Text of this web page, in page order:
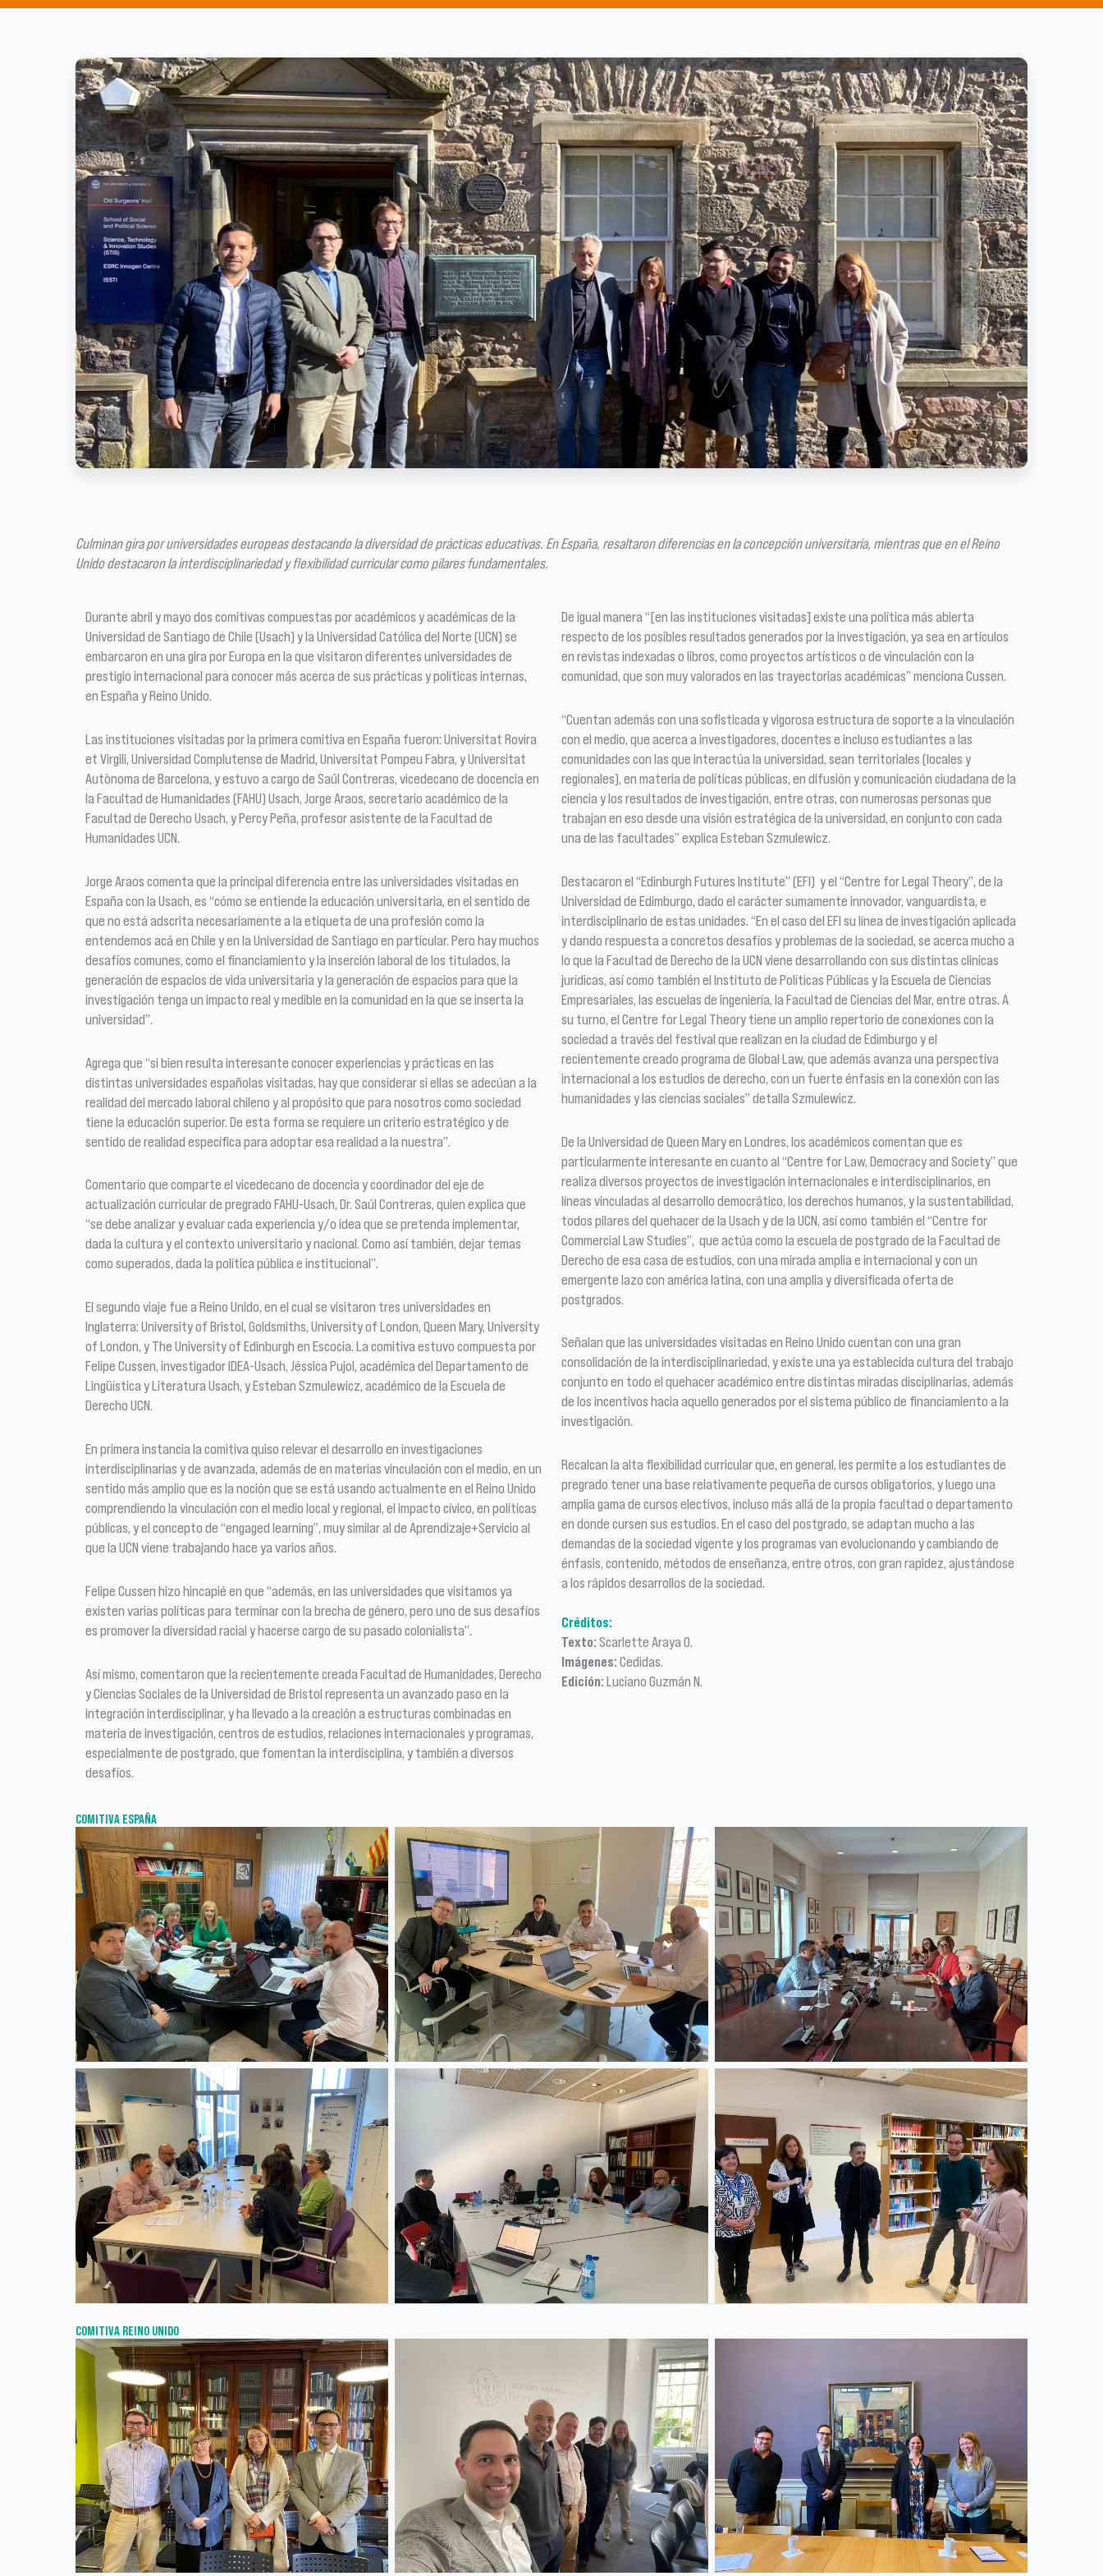
Culminan gira por universidades europeas destacando la diversidad de prácticas educativas. En España, resaltaron diferencias en la concepción universitaria, mientras que en el Reino
Unido destacaron la interdisciplinariedad y flexibilidad curricular como pilares fundamentales.
Durante abril y mayo dos comitivas compuestas por académicos y académicas de la
Universidad de Santiago de Chile (Usach) y la Universidad Católica del Norte (UCN) se
embarcaron en una gira por Europa en la que visitaron diferentes universidades de
prestigio internacional para conocer más acerca de sus prácticas y políticas internas,
en España y Reino Unido.
Las instituciones visitadas por la primera comitiva en España fueron: Universitat Rovira
et Virgili, Universidad Complutense de Madrid, Universitat Pompeu Fabra, y Universitat
Autònoma de Barcelona, y estuvo a cargo de Saúl Contreras, vicedecano de docencia en
la Facultad de Humanidades (FAHU) Usach, Jorge Araos, secretario académico de la
Facultad de Derecho Usach, y Percy Peña, profesor asistente de la Facultad de
Humanidades UCN.
Jorge Araos comenta que la principal diferencia entre las universidades visitadas en
España con la Usach, es “cómo se entiende la educación universitaria, en el sentido de
que no está adscrita necesariamente a la etiqueta de una profesión como la
entendemos acá en Chile y en la Universidad de Santiago en particular. Pero hay muchos
desafíos comunes, como el financiamiento y la inserción laboral de los titulados, la
generación de espacios de vida universitaria y la generación de espacios para que la
investigación tenga un impacto real y medible en la comunidad en la que se inserta la
universidad”.
Agrega que “si bien resulta interesante conocer experiencias y prácticas en las
distintas universidades españolas visitadas, hay que considerar si ellas se adecúan a la
realidad del mercado laboral chileno y al propósito que para nosotros como sociedad
tiene la educación superior. De esta forma se requiere un criterio estratégico y de
sentido de realidad específica para adoptar esa realidad a la nuestra”.
Comentario que comparte el vicedecano de docencia y coordinador del eje de
actualización curricular de pregrado FAHU-Usach, Dr. Saúl Contreras, quien explica que
“se debe analizar y evaluar cada experiencia y/o idea que se pretenda implementar,
dada la cultura y el contexto universitario y nacional. Como así también, dejar temas
como superados, dada la política pública e institucional”.
El segundo viaje fue a Reino Unido, en el cual se visitaron tres universidades en
Inglaterra: University of Bristol, Goldsmiths, University of London, Queen Mary, University
of London, y The University of Edinburgh en Escocia. La comitiva estuvo compuesta por
Felipe Cussen, investigador IDEA-Usach, Jéssica Pujol, académica del Departamento de
Lingüística y Literatura Usach, y Esteban Szmulewicz, académico de la Escuela de
Derecho UCN.
En primera instancia la comitiva quiso relevar el desarrollo en investigaciones
interdisciplinarias y de avanzada, además de en materias vinculación con el medio, en un
sentido más amplio que es la noción que se está usando actualmente en el Reino Unido
comprendiendo la vinculación con el medio local y regional, el impacto cívico, en políticas
públicas, y el concepto de “engaged learning”, muy similar al de Aprendizaje+Servicio al
que la UCN viene trabajando hace ya varios años.
Felipe Cussen hizo hincapié en que “además, en las universidades que visitamos ya
existen varias políticas para terminar con la brecha de género, pero uno de sus desafíos
es promover la diversidad racial y hacerse cargo de su pasado colonialista”.
Así mismo, comentaron que la recientemente creada Facultad de Humanidades, Derecho
y Ciencias Sociales de la Universidad de Bristol representa un avanzado paso en la
integración interdisciplinar, y ha llevado a la creación a estructuras combinadas en
materia de investigación, centros de estudios, relaciones internacionales y programas,
especialmente de postgrado, que fomentan la interdisciplina, y también a diversos
desafíos.
De igual manera “[en las instituciones visitadas] existe una política más abierta
respecto de los posibles resultados generados por la investigación, ya sea en artículos
en revistas indexadas o libros, como proyectos artísticos o de vinculación con la
comunidad, que son muy valorados en las trayectorias académicas” menciona Cussen.
“Cuentan además con una sofisticada y vigorosa estructura de soporte a la vinculación
con el medio, que acerca a investigadores, docentes e incluso estudiantes a las
comunidades con las que interactúa la universidad, sean territoriales (locales y
regionales), en materia de políticas públicas, en difusión y comunicación ciudadana de la
ciencia y los resultados de investigación, entre otras, con numerosas personas que
trabajan en eso desde una visión estratégica de la universidad, en conjunto con cada
una de las facultades” explica Esteban Szmulewicz.
Destacaron el “Edinburgh Futures Institute” (EFI) y el “Centre for Legal Theory”, de la
Universidad de Edimburgo, dado el carácter sumamente innovador, vanguardista, e
interdisciplinario de estas unidades. “En el caso del EFI su línea de investigación aplicada
y dando respuesta a concretos desafíos y problemas de la sociedad, se acerca mucho a
lo que la Facultad de Derecho de la UCN viene desarrollando con sus distintas clínicas
jurídicas, así como también el Instituto de Políticas Públicas y la Escuela de Ciencias
Empresariales, las escuelas de ingeniería, la Facultad de Ciencias del Mar, entre otras. A
su turno, el Centre for Legal Theory tiene un amplio repertorio de conexiones con la
sociedad a través del festival que realizan en la ciudad de Edimburgo y el
recientemente creado programa de Global Law, que además avanza una perspectiva
internacional a los estudios de derecho, con un fuerte énfasis en la conexión con las
humanidades y las ciencias sociales” detalla Szmulewicz.
De la Universidad de Queen Mary en Londres, los académicos comentan que es
particularmente interesante en cuanto al “Centre for Law, Democracy and Society” que
realiza diversos proyectos de investigación internacionales e interdisciplinarios, en
líneas vinculadas al desarrollo democrático, los derechos humanos, y la sustentabilidad,
todos pilares del quehacer de la Usach y de la UCN, así como también el “Centre for
Commercial Law Studies”, que actúa como la escuela de postgrado de la Facultad de
Derecho de esa casa de estudios, con una mirada amplia e internacional y con un
emergente lazo con américa latina, con una amplia y diversificada oferta de
postgrados.
Señalan que las universidades visitadas en Reino Unido cuentan con una gran
consolidación de la interdisciplinariedad, y existe una ya establecida cultura del trabajo
conjunto en todo el quehacer académico entre distintas miradas disciplinarias, además
de los incentivos hacia aquello generados por el sistema público de financiamiento a la
investigación.
Recalcan la alta flexibilidad curricular que, en general, les permite a los estudiantes de
pregrado tener una base relativamente pequeña de cursos obligatorios, y luego una
amplia gama de cursos electivos, incluso más allá de la propia facultad o departamento
en donde cursen sus estudios. En el caso del postgrado, se adaptan mucho a las
demandas de la sociedad vigente y los programas van evolucionando y cambiando de
énfasis, contenido, métodos de enseñanza, entre otros, con gran rapidez, ajustándose
a los rápidos desarrollos de la sociedad.
Créditos:
Texto: Scarlette Araya O.
Imágenes: Cedidas.
Edición: Luciano Guzmán N.
COMITIVA ESPAÑA
COMITIVA REINO UNIDO